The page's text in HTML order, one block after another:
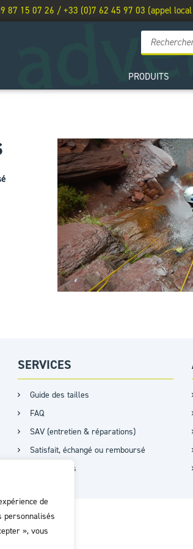
de
personnalisés
», vous
87 15 07 26 / +33 (0)7 62 45 97 03 (appel
PRODUITS
SERVICES
Guide des tailles
FAQ
SAV (entretien & réparations)
Satisfait, échangé ou remboursé
Certifications